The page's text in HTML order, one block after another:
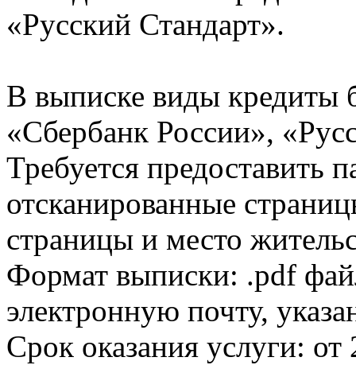
«Русский Стандарт».
В выписке виды кредиты
«Сбербанк России»,
Требуется предоставить
отсканированные
страницы и место
Формат выписки: .pdf
электронную почту,
Срок оказания услуги: от